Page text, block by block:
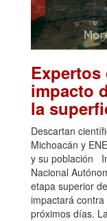
Expertos
impacto
la
Descartan
Michoacán y
y su población
Nacional
etapa superior
impactará
próximos días.